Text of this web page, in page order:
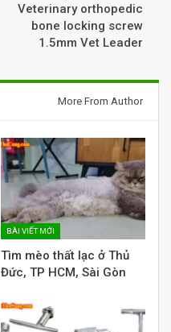
Veterinary orthopedic
bone locking screw
1.5mm Vet Leader
More From Author
BÀI VIẾT MỚI
Tìm mèo thất lạc ở Thủ
Đức, TP HCM, Sài Gòn